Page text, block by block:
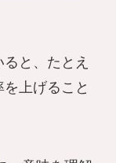
と、たとえ
上げること